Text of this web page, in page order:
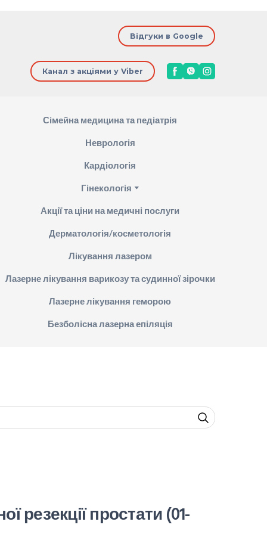
Відгуки в Google
Канал з акціями у Viber
Сімейна медицина та педіатрія
Неврологія
Кардіологія
Гінекологія
Акції та ціни на медичні послуги
Дерматологія/косметологія
Лікування лазером
Лазерне лікування варикозу та судинної зірочки
Лазерне лікування геморою
Безболісна лазерна епіляція
резекції простати(01-